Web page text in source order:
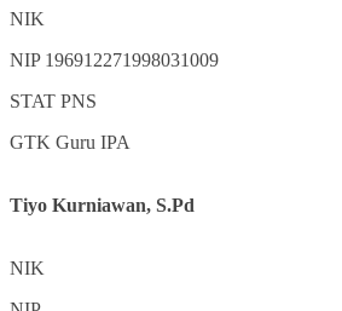
NIK
NIP 196912271998031009
STAT PNS
GTK Guru IPA
Tiyo Kurniawan, S.Pd
NIK